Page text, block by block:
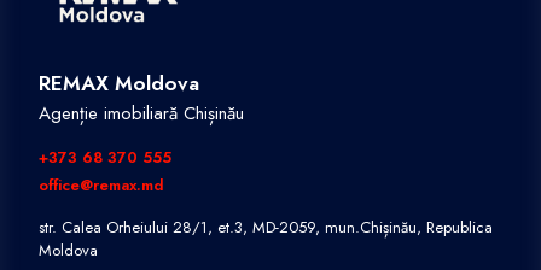
REMAX Moldova
Agenție imobiliară Chișinău
+373 68 370 555
office@remax.md
str. Calea Orheiului 28/1, et.3, MD-2059, mun.Chișinău, Republica
Moldova